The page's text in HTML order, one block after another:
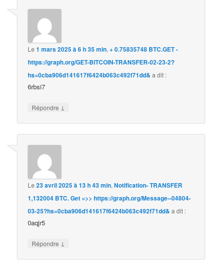
Le1 mars 2025 à 6 h 35 min,+ 0.75835748 BTC.GET -
https://graph.org/GET-BITCOIN-TRANSFER-02-23-2?
hs=0cba906d141617f6424b063c492f71dd& a dit :
6rbsi7
Répondre ↓
Le23 avril 2025 à 13 h 43 min,Notification- TRANSFER
1,132004 BTC. Get =>> https://graph.org/Message--04804-
03-25?hs=0cba906d141617f6424b063c492f71dd& a dit :
0aqjr5
Répondre ↓